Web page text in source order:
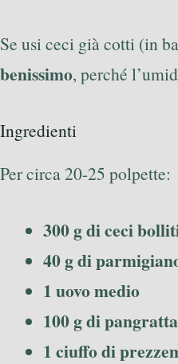
Se usi ceci già cotti (in
benissimo, perché
Ingredienti
Per circa 20-25 polpette:
300 g di ceci
40 g di
1 uovo medio
100 g di
1 ciuffo di